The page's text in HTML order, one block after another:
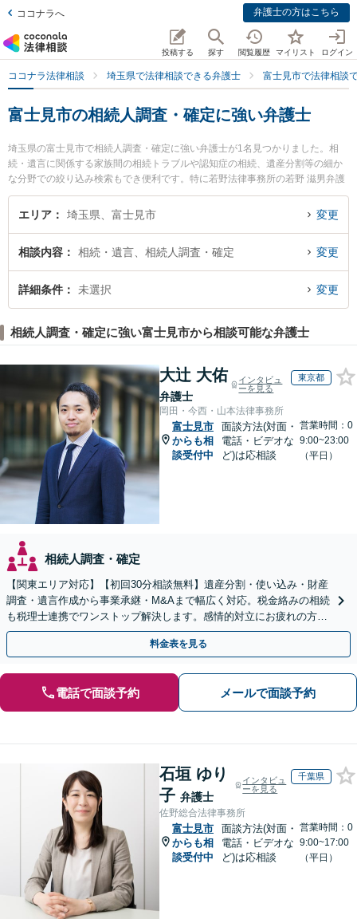
ココナラへ 弁護士の方はこちら
投稿する 探す 閲覧履歴 マイリスト ログイン
ココナラ法律相談 埼玉県で法律相談できる弁護士 富士見市で法律相談
富士見市の相続人調査・確定に強い弁護士
埼玉県の富士見市で相続人調査・確定に強い弁護士が1名見つかりました。相
続・遺言に関係する家族間の相続トラブルや認知症の相続、遺産分割等の細か
な分野での絞り込み検索もでき便利です。特に若野法律事務所の若野 滋男弁護
士のプロフィール情報や弁護士費用、強みなどが注目されています。『富士見
市で土日や夜間に発生した相続人調査・確定のトラブルを今すぐに弁護士に相
弁護士に相談予約したい』などでお困りの相談者さんにおすすめです。
エリア 埼玉県、富士見市 変更
相談内容 相続・遺言、相続人調査・確定 変更
詳細条件 未選択 変更
相続人調査・確定に強い富士見市から相談可能な弁護士
大辻 大佑
弁護士
インタビュ
ーを見る
東京都
岡田・今西・山本法律事務所
富士見市
からも相
談受付中
面談方法(対面・
電話・ビデオな
ど)は応相談
営業時間：0
9:00~23:00
（平日）
相続人調査・確定
【関東エリア対応】【初回30分相談無料】遺産分割・使い込み・財産
調査・遺言作成から事業承継・M&Aまで幅広く対応。税金絡みの相続
も税理士連携でワンストップ解決します。感情的対立にお疲れの方や
紛争予防をご検討の方も、お気軽にご相談ください。
料金表を見る
電話で面談予約 メールで面談予約
石垣 ゆり
子 弁護士
インタビュ
ーを見る
千葉県
佐野総合法律事務所
富士見市
からも相
談受付中
面談方法(対面・
電話・ビデオな
ど)は応相談
営業時間：0
9:00~17:00
（平日）